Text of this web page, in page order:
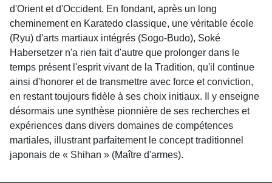
d'Orient et d'Occident. En fondant, après un long
cheminement en Karatedo classique, une véritable école
(Ryu) d'arts martiaux intégrés (Sogo-Budo), Soké
Habersetzer n'a rien fait d'autre que prolonger dans le
temps présent l'esprit vivant de la Tradition, qu'il continue
ainsi d'honorer et de transmettre avec force et conviction,
en restant toujours fidèle à ses choix initiaux. Il y enseigne
désormais une synthèse pionnière de ses recherches et
expériences dans divers domaines de compétences
martiales, illustrant parfaitement le concept traditionnel
japonais de « Shihan » (Maître d'armes).